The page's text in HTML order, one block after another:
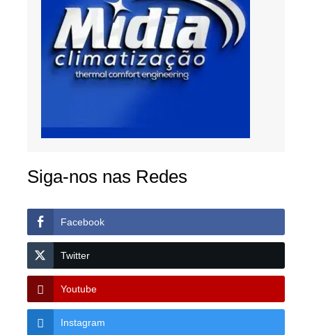
Siga-nos nas Redes
Facebook
Twitter
Youtube
Instagram